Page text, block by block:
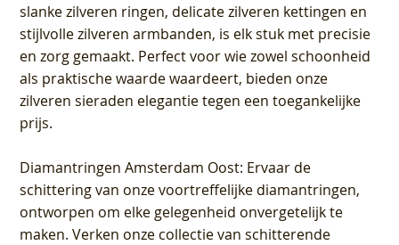
slanke zilveren ringen, delicate zilveren kettingen en
stijlvolle zilveren armbanden, is elk stuk met precisie
en zorg gemaakt. Perfect voor wie zowel schoonheid
als praktische waarde waardeert, bieden onze
zilveren sieraden elegantie tegen een toegankelijke
prijs.
Diamantringen Amsterdam Oost: Ervaar de
schittering van onze voortreffelijke diamantringen,
ontworpen om elke gelegenheid onvergetelijk te
maken. Verken onze collectie van schitterende